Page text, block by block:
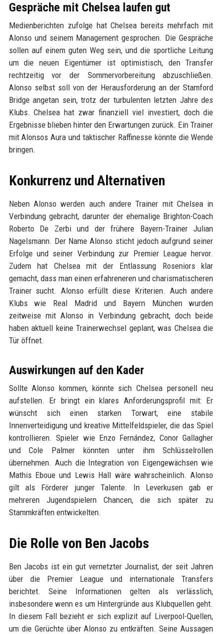
Gespräche mit Chelsea laufen gut
Medienberichten zufolge hat Chelsea bereits mehrfach mit
Alonso und seinem Management gesprochen. Die Gespräche
sollen auf einem guten Weg sein, und die sportliche Leitung
um die neuen Eigentümer ist optimistisch, den Transfer
rechtzeitig vor der Sommervorbereitung abzuschließen.
Alonso selbst soll von der Herausforderung an der Stamford
Bridge angetan sein, trotz der turbulenten letzten Jahre des
Klubs. Chelsea hat zwar finanziell viel investiert, doch die
Ergebnisse blieben hinter den Erwartungen zurück. Ein Trainer
mit Alonsos Aura und taktischer Raffinesse könnte die Wende
bringen.
Konkurrenz und Alternativen
Neben Alonso werden auch andere Trainer mit Chelsea in
Verbindung gebracht, darunter der ehemalige Brighton-Coach
Roberto De Zerbi und der frühere Bayern-Trainer Julian
Nagelsmann. Der Name Alonso sticht jedoch aufgrund seiner
Erfolge und seiner Verbindung zur Premier League hervor.
Zudem hat Chelsea mit der Entlassung Roseniors klar
gemacht, dass man einen erfahreneren und charismatischeren
Trainer sucht. Alonso erfüllt diese Kriterien. Auch andere
Klubs wie Real Madrid und Bayern München wurden
zeitweise mit Alonso in Verbindung gebracht, doch beide
haben aktuell keine Trainerwechsel geplant, was Chelsea die
Tür öffnet.
Auswirkungen auf den Kader
Sollte Alonso kommen, könnte sich Chelsea personell neu
aufstellen. Er bringt ein klares Anforderungsprofil mit: Er
wünscht sich einen starken Torwart, eine stabile
Innenverteidigung und kreative Mittelfeldspieler, die das Spiel
kontrollieren. Spieler wie Enzo Fernández, Conor Gallagher
und Cole Palmer könnten unter ihm Schlüsselrollen
übernehmen. Auch die Integration von Eigengewächsen wie
Mathis Eboue und Lewis Hall wäre wahrscheinlich. Alonso
gilt als Förderer junger Talente. In Leverkusen gab er
mehreren Jugendspielern Chancen, die sich später zu
Stammkräften entwickelten.
Die Rolle von Ben Jacobs
Ben Jacobs ist ein gut vernetzter Journalist, der seit Jahren
über die Premier League und internationale Transfers
berichtet. Seine Informationen gelten als verlässlich,
insbesondere wenn es um Hintergründe aus Klubquellen geht.
In diesem Fall bezieht er sich explizit auf Liverpool-Quellen,
um die Gerüchte über Alonso zu entkräften. Seine Aussagen